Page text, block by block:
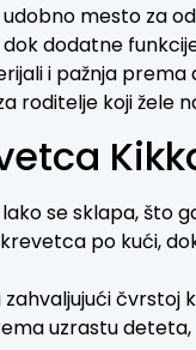
mesto za
dodatne
i pažnja prema
koji žele
se sklapa, što
po kući,
čvrstoj
uzrastu